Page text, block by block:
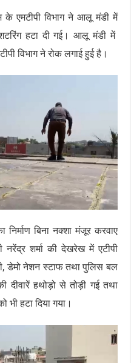
के एमटीपी विभाग ने आलू मंडी में
शटरिंग हटा दी गई। आलू मंडी में
विभाग ने रोक लगाई हुई है।
बिना नक्शा मंजूर करवाए
शर्मा की देखरेख में एटीपी
डेमो नेशन स्टाफ तथा पुलिस बल
दीवारें हथोड़ो से तोड़ी गई तथा
हटा दिया गया।